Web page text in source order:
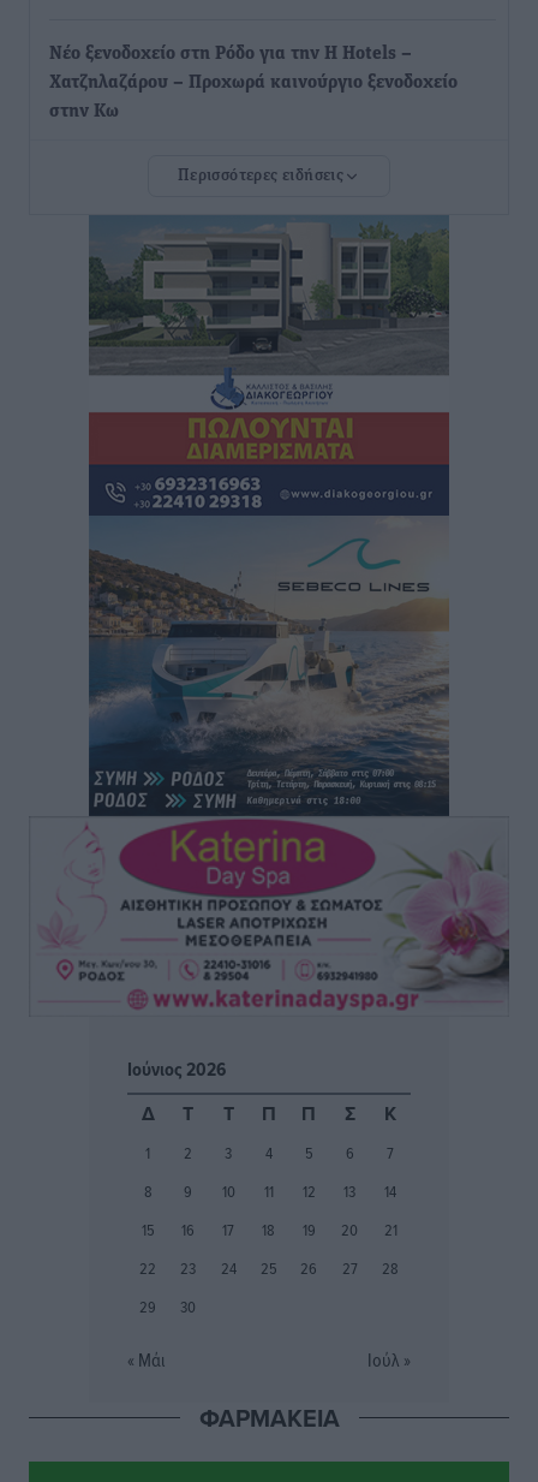
Νέο ξενοδοχείο στη Ρόδο για την H Hotels –
Χατζηλαζάρου – Προχωρά καινούργιο ξενοδοχείο
στην Κω
Μαστιχάρι – Αναποδογύρισε όχημα με μητέρα και
5χρονο παιδί
Τοπικές Ειδήσεις• πριν 3 ώρες
“Η Ευρώπη αντιμετώπιζε το προσφυγικό σαν ταινία
τρόμου” – Η συγκλονιστική μαρτυρία της Χαρούλας
Γιασιράνη στον RV για τα γεγονότα που οδήγησαν στο
Σύμφωνο της Λέρου
Τοπικές Ειδήσεις• πριν 3 ώρες
Συναυλία με τον Γιάννη Κότσιρα στις 21 Αυγούστου
Πολιτιστικά• πριν 3 ώρες
Έκτακτη συνεδρίαση της Δημοτικής Επιτροπής Ρόδου
αύριο Παρασκευή 7 Αυγούστου
Τοπικές Ειδήσεις πριν 4 ώρες
ΑΕΡΑ: Δεν σταματάει να ενισχύεται, νέο απόκτημα ο
Μητρόπουλος
Αθλητικά• πριν 4 ώρες
Κλεάνθης: Δουλειές μετά ευχαριστιών στο γήπεδο,
ατομικό για δύο
Αθλητικά πριν 4 ώρες
Φοίβος: Εν αναμονή του Νίκου Λαζίδη
πριν 4 ώρες
Εθνικός Αρχίπολης: Μεγάλο βήμα προόδου η ίδρυση
Ιππότες: Με το βλέμμα στραμμένο στο μέλλον
Περισσότερες ειδήσεις
Ιούνιος 2026
Δ
Τ Τ Π Π Σ Κ
1 2 3 4 5 6
7
8
9 10 11 12 13
14
15
16 17 18 19 20
21
22
23 24 25 26 27
28
29
30
« Μάι Ιούλ »
ΦΑΡΜΑΚΕΙΑ